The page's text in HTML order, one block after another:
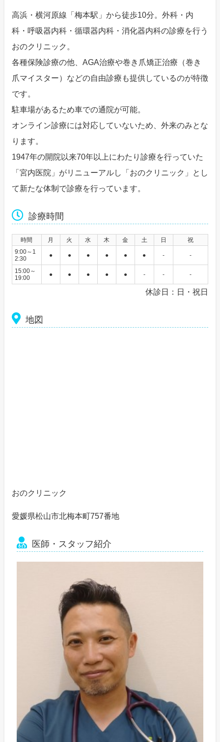
高浜・横河原線「梅本駅」から徒歩10分。外科・内
科・呼吸器内科・循環器内科・消化器内科の診療を行う
おのクリニック。
各種保険診療の他、AGA治療や巻き爪矯正治療（巻き
爪マイスター）などの自由診療も提供しているのが特徴
です。
駐車場があるため車での通院が可能。
オンライン診療には対応していないため、外来のみとな
ります。
1947年の開院以来70年以上にわたり診療を行っていた
「宮内医院」がリニューアルし「おのクリニック」とし
て新たな体制で診療を行っています。
診療時間
時間 月 火 水 木 金 土 日
祝
9:00～1
2:30
● ● ● ● ● ● - -
15:00～
19:00
● ● ● ● ● - - -
休診日：日・祝日
地図
おのクリニック
愛媛県松山市北梅本町757番地
医師・スタッフ紹介